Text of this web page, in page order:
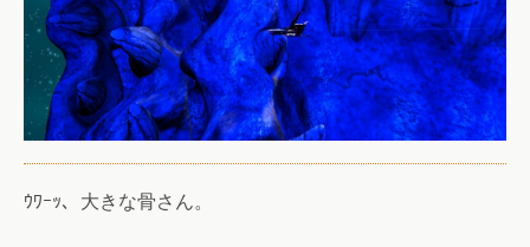
ｳﾜｰｯ、大きな骨さん。